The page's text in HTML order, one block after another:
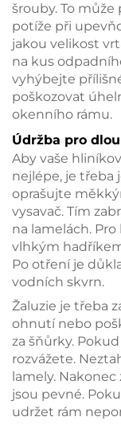
šrouby. To
potíže při
jakou velikost
na kus
vyhýbejte
poškozovat
okenního rámu.
Údržba pro
Aby vaše
nejlépe, je třeba
oprašujte
vysavač. Tím
na lamelách.
vlhkým
Po otření je
vodních skvrn.
Žaluzie je třeba
ohnutí nebo
za šňůrky.
rozvážete.
lamely.
jsou pevné.
udržet rám